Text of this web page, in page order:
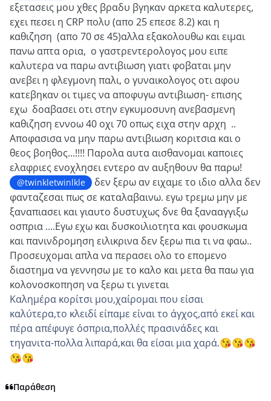
εξετασεις μου χθες βραδυ βγηκαν αρκετα καλυτερες,
εχει πεσει η CRP πολυ (απο 25 επεσε 8.2) και η
καθιζηση (απο 70 σε 45)αλλα εξακολουθω και ειμαι
πανω απτα ορια, ο γαστρεντερολογος μου ειπε
καλυτερα να παρω αντιβιωση γιατι φοβαται μην
ανεβει η φλεγμονη παλι, ο γυναικολογος οτι αφου
κατεβηκαν οι τιμες να αποφυγω αντιβιωση- επισης
εχω δοαβασει οτι στην εγκυμοσυνη ανεβασμενη
καθιζηση εννοω 40 οχι 70 οπως ειχα στην αρχη ..
Αποφασισα να μην παρω αντιβιωση κοριτσια και ο
θεος βοηθος...!!!! Παρολα αυτα αισθανομαι καποιες
ελαφριες ενοχλησει εντερο αν αυξηθουν θα παρω!
@twinkletwinlkle
δεν ξερω αν ειχαμε το ιδιο αλλα δεν
φανταζεσαι πως σε καταλαβαινω. εγω τρεμω μην με
ξαναπιασει και γιαυτο δυστυχως δνε θα ξανααγγιξω
οσπρια ....Εγω εχω και δυσκοιλιοτητα και φουσκωμα
και πανινδρομηση ειλικρινα δεν ξερω πια τι να φαω..
Προσευχομαι απλα να περασει ολο το επομενο
διαστημα να γεννησω με το καλο και μετα θα παω για
κολονοσκοπηση να ξερω τι γινεται
Καλημέρα κορίτσι μου,χαίρομαι που είσαι
καλύτερα,το κλειδί είπαμε είναι το άγχος,από εκεί και
πέρα απέφυγε όσπρια,πολλές πρασινάδες και
τηγανιτα-πολλα λιπαρά,και θα είσαι μια χαρά.😘😘😘
😘😘
Παράθεση